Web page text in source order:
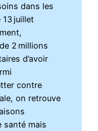
dans les
juillet
2 millions
d’avoir
contre
on retrouve
santé mais